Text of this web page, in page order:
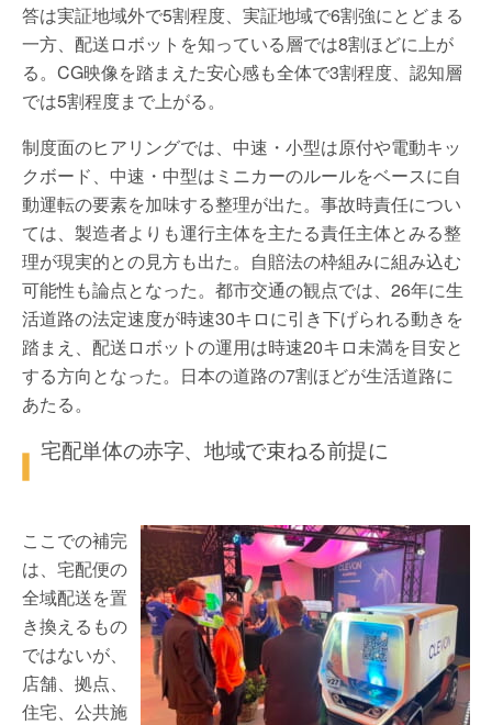
答は実証地域外で5割程度、実証地域で6割強にとどまる
一方、配送ロボットを知っている層では8割ほどに上が
る。CG映像を踏まえた安心感も全体で3割程度、認知層
では5割程度まで上がる。
制度面のヒアリングでは、中速・小型は原付や電動キッ
クボード、中速・中型はミニカーのルールをベースに自
動運転の要素を加味する整理が出た。事故時責任につい
ては、製造者よりも運行主体を主たる責任主体とみる整
理が現実的との見方も出た。自賠法の枠組みに組み込む
可能性も論点となった。都市交通の観点では、26年に生
活道路の法定速度が時速30キロに引き下げられる動きを
踏まえ、配送ロボットの運用は時速20キロ未満を目安と
する方向となった。日本の道路の7割ほどが生活道路に
あたる。
宅配単体の赤字、地域で束ねる前提に
ここでの補完
は、宅配便の
全域配送を置
き換えるもの
ではないが、
店舗、拠点、
住宅、公共施